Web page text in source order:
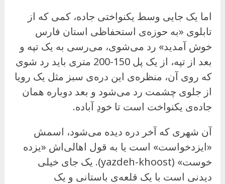
اما یک جایی وسط یکنواختی جاده، کمی که از
تابلوی «به حوزه‌ی استحفاظی استان فارس
خوش آمدید» رد می‌شوی، می‌رسی به یک تپه و
بعد از تپه، از یک پل 150-200 متری باید رد شوی
که روی آن، منظره‌ی این دره‌ی سبز مثل یک رویا
از جلوی چشمت رد می‌شود و بعد دوباره همان
جاده‌ی یکنواخت است تا خودِ آباده.
آن شهری که آخر دره دیده می‌شود، اسمش
«ایزدخواست» است یا به قول اهالی‌اش «یزده
خوست» (yazdeh-khoost). یک جای خیلی
دیدنی است با یک قلعه‌ی باستانی و یک